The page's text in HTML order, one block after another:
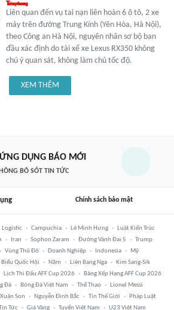
Liên quan đến vụ tai nạn liên hoàn 6 ô tô, 2 xe
máy trên đường Trung Kính (Yên Hòa, Hà Nội),
theo Công an Hà Nội, nguyên nhân sơ bộ ban
đầu xác định do tài xế xe Lexus RX350 không
chú ý quan sát, không làm chủ tốc độ.
XEM THÊM
DỤNG BÁO MỚI
BỎ SÓT TIN TỨC
Chính sách bảo mật
Logistic Campuchia Lê Minh Hưng
Luật Kiến Trúc
Iran Sophon Zaram Đường Vành Đai 5
Trump
Vùng Thủ Đô Doanh Nghiệp Indonesia
Mỹ
Quốc Hội Năm Liên Bang Nga
Kim Sang-Sik
Lịch Thi Đấu AFF Cup 2026
Bảng Xếp Hạng AFF Cup 2026
Đá Bóng Đá Việt Nam Thể Thao
Lionel Messi
Son Nguyễn Đình Bắc Tin Thế Giới
Pháp Luật
Tức Giá Vàng Tuyển Việt Nam U23 Việt Nam